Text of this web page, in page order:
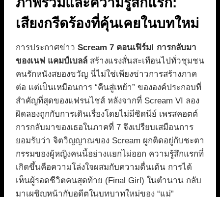
เสียงกรีดร้องที่คุ้นเคยในบทใหม่
การประกาศข่าว Scream 7 คอนเฟิร์ม! การกลับมา
ของเนฟ แคมป์เบลล์ สร้างแรงสั่นสะเทือนไปทั่วชุมชน
คนรักหนังสยองขวัญ นี่ไม่ใช่เพียงข่าวการสร้างภาค
ต่อ แต่เป็นเหมือนการ “คืนสู่เหย้า” ขององค์ประกอบที่
สำคัญที่สุดของแฟรนไชส์ หลังจากที่ Scream VI ลอง
ผิดลองถูกกับการเดินเรื่องโดยไม่มีซิดนีย์ เพรสคอตต์
การกลับมาของเธอในภาคที่ 7 จึงเปรียบเสมือนการ
ยอมรับว่า จิตวิญญาณของ Scream ผูกติดอยู่กับชะตา
กรรมของผู้หญิงคนนี้อย่างแยกไม่ออก ความรู้สึกแรกที่
เกิดขึ้นคือความโล่งใจผสมกับความตื่นเต้น การได้
เห็นผู้รอดชีวิตคนสุดท้าย (Final Girl) ในตำนาน กลับ
มาเผชิญหน้ากับอดีตในบทบาทใหม่ของ “แม่”